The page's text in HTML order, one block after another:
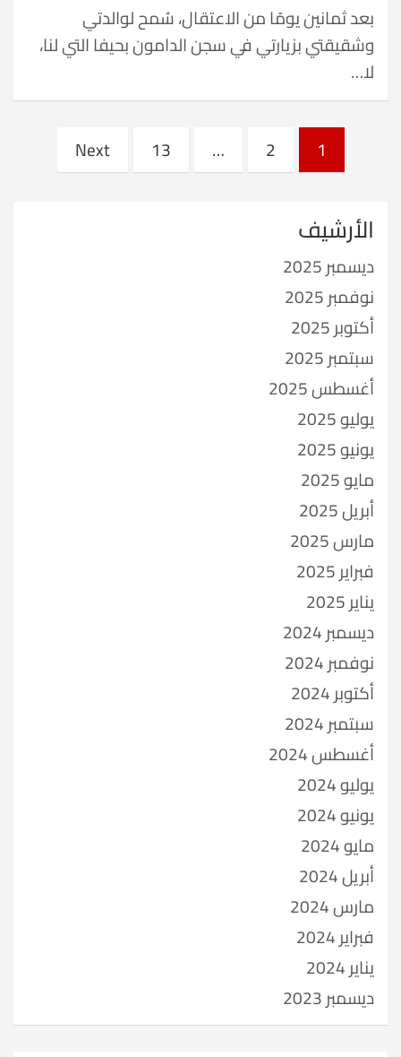
بعد ثمانين يومًا من الاعتقال، سُمح لوالدتي
وشقيقتي بزيارتي في سجن الدامون بحيفا التي لنا،
لا…
Posts
pagination
1
2
…
13
Next
الأرشيف
ديسمبر 2025
نوفمبر 2025
أكتوبر 2025
سبتمبر 2025
أغسطس 2025
يوليو 2025
يونيو 2025
مايو 2025
أبريل 2025
مارس 2025
فبراير 2025
يناير 2025
ديسمبر 2024
نوفمبر 2024
أكتوبر 2024
سبتمبر 2024
أغسطس 2024
يوليو 2024
يونيو 2024
مايو 2024
أبريل 2024
مارس 2024
فبراير 2024
يناير 2024
ديسمبر 2023